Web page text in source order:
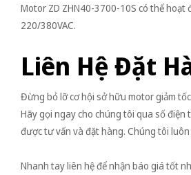
Motor ZD ZHN40-3700-10S có thể hoạt
220/380VAC.
Liên Hệ Đặt
Đừng bỏ lỡ cơ hội sở hữu motor giảm
Hãy gọi ngay cho chúng tôi qua số điện
được tư vấn và đặt hàng. Chúng tôi
Nhanh tay liên hệ để nhận báo giá tốt